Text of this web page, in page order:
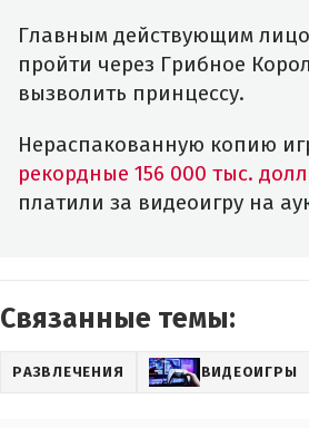
Главным действующим
пройти через Грибное
вызволить принцессу.
Нераспакованную копию
рекордные 156 000 тыс.
платили за видеоигру на
Связанные темы:
РАЗВЛЕЧЕНИЯ ВИДЕОИГРЫ